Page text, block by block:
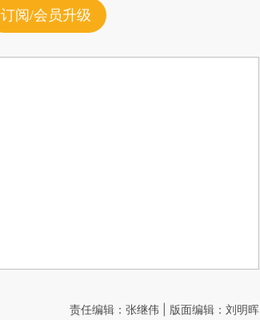
订阅/会员升级
责任编辑：张继伟 | 版面编辑：刘明晖